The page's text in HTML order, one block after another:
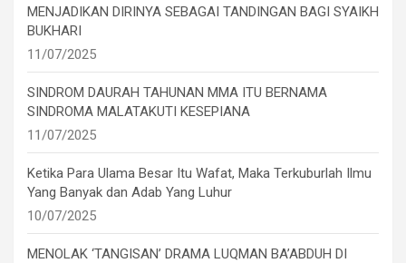
MENJADIKAN DIRINYA SEBAGAI TANDINGAN BAGI SYAIKH
BUKHARI
11/07/2025
SINDROM DAURAH TAHUNAN MMA ITU BERNAMA
SINDROMA MALATAKUTI KESEPIANA
11/07/2025
Ketika Para Ulama Besar Itu Wafat, Maka Terkuburlah Ilmu
Yang Banyak dan Adab Yang Luhur
10/07/2025
MENOLAK ‘TANGISAN’ DRAMA LUQMAN BA’ABDUH DI